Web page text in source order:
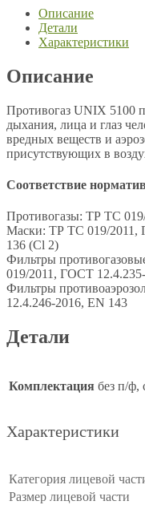
Описание
Детали
Характеристики
Описание
Противогаз UNIX 5100
дыхания, лица и глаз
вредных веществ и
присутствующих в
Соответствие
Противогазы: ТР ТС
Маски: ТР ТС 019/2011,
136 (Cl 2)
Фильтры
019/2011, ГОСТ
Фильтры
12.4.246-2016, EN 143
Детали
Комплектация без п/ф,
Характеристики
Категория лицевой
Размер лицевой части